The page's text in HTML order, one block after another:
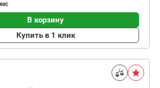
В корзину
Купить в 1 клик